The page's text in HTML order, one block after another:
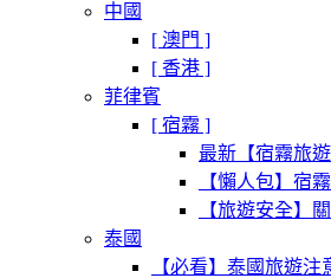
中國
[ 澳門 ]
[ 香港 ]
菲律賓
[ 宿霧 ]
最新【宿霧旅遊
【懶人包】宿
【旅遊安全】
泰國
【必看】泰國旅遊注